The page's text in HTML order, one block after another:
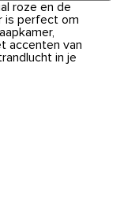
roze en de
is perfect om
accenten van
in je